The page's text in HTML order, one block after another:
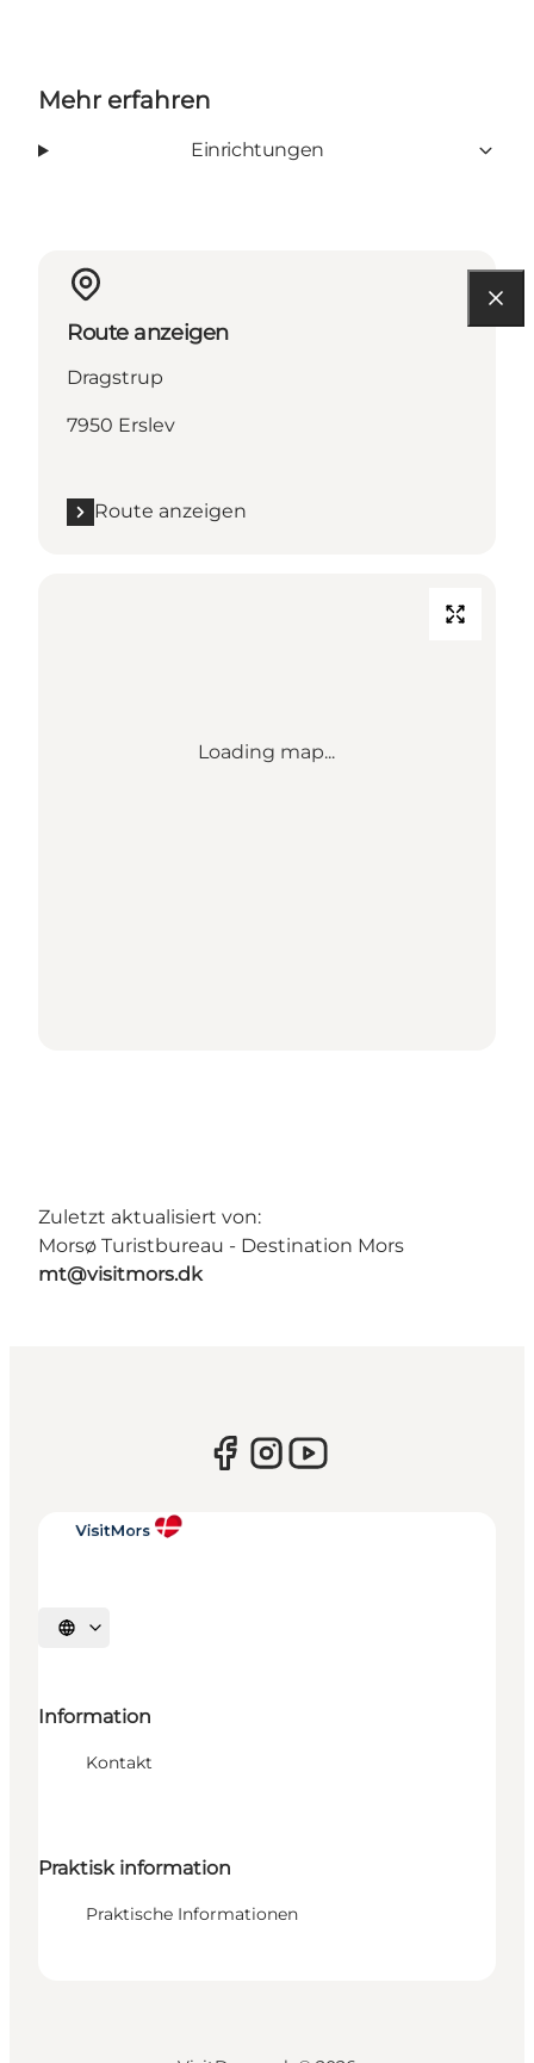
Mehr erfahren
Einrichtungen
Route anzeigen
Dragstrup
7950 Erslev
Route anzeigen
Loading map...
Zuletzt aktualisiert von:
Morsø Turistbureau - Destination Mors
mt@visitmors.dk
Sprache auswählen
Information
Kontakt
Praktisk information
Praktische Informationen